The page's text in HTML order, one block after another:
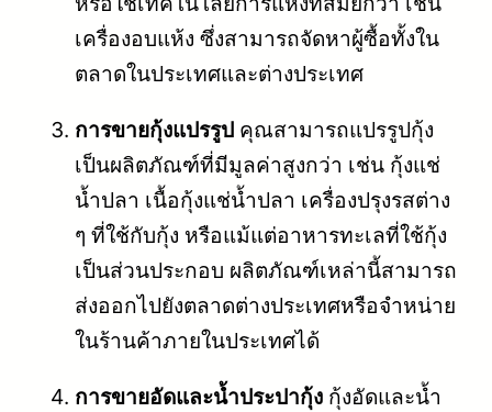
เครื่องอบแห้ง ซึ่งสามารถจัดหาผู้ซื้อทั้งใน
ตลาดในประเทศและต่างประเทศ
การขายกุ้งแปรรูป คุณสามารถแปรรูปกุ้ง
เป็นผลิตภัณฑ์ที่มีมูลค่าสูงกว่า เช่น กุ้งแช่
น้ำปลา เนื้อกุ้งแช่น้ำปลา เครื่องปรุงรสต่าง
ๆ ที่ใช้กับกุ้ง หรือแม้แต่อาหารทะเลที่ใช้กุ้ง
เป็นส่วนประกอบ ผลิตภัณฑ์เหล่านี้สามารถ
ส่งออกไปยังตลาดต่างประเทศหรือจำหน่าย
ในร้านค้าภายในประเทศได้
การขายอัดและน้ำประปากุ้ง กุ้งอัดและน้ำ